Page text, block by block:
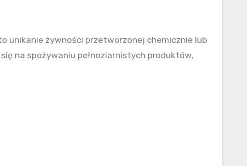
unikanie żywności przetworzonej chemicznie lub
na spożywaniu pełnoziarnistych produktów,